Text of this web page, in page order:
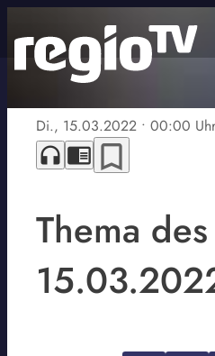
Di., 15.03.2022 • 00:00 Uhr
headphones chrome_reader_mode bookmark_border
Thema